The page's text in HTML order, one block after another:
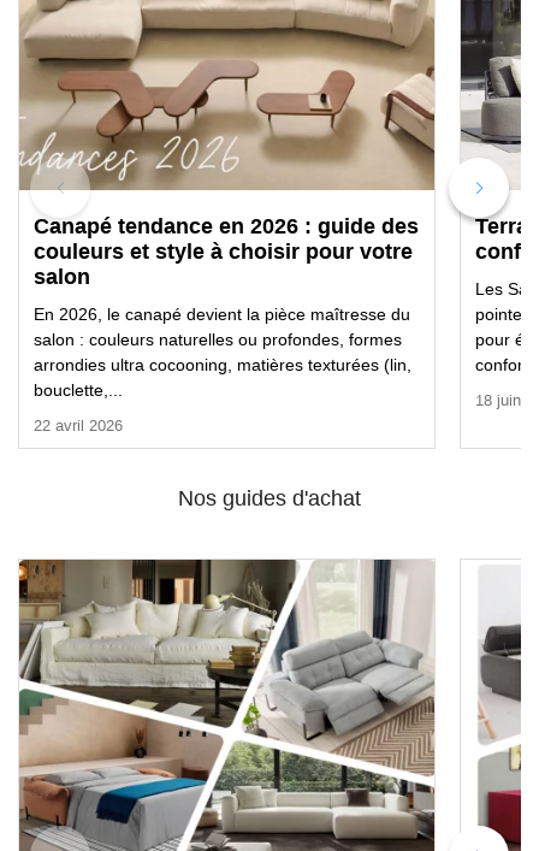
Canapé tendance en 2026 : guide des
couleurs et style à choisir pour votre
salon
En 2026, le canapé devient la pièce maîtresse du
salon : couleurs naturelles ou profondes, formes
arrondies ultra cocooning, matières texturées (lin,
bouclette,...
22 avril 2026
Les
pointe
pour
18 juin
Nos guides d'achat